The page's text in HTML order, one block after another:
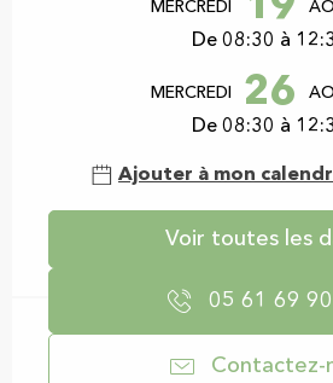
MERCREDI
De 08:30 à
MERCREDI 26
De 08:30 à
Ajouter à mon
Voir toutes les
05 61 69 90
Contactez-